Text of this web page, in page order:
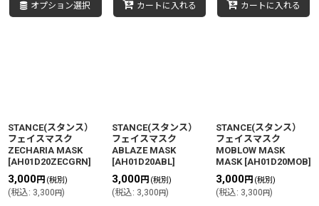
オプション選択 カートに入れる カートに入れる
STANCE(スタンス）
フェイスマスク
ZECHARIA MASK
[AH01D20ZECGRN]
3,000円 (税別)
(税込: 3,300円)
STANCE(スタンス）
フェイスマスク
ABLAZE MASK
[AH01D20ABL]
3,000円 (税別)
(税込: 3,300円)
STANCE(スタンス）
フェイスマスク
MOBLOW MASK
MASK [AH01D20MOB]
3,000円 (税別)
(税込: 3,300円)